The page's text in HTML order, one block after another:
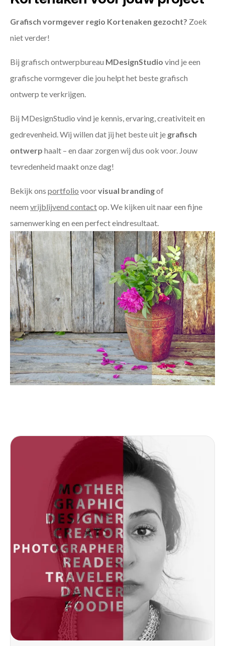
Grafisch vormgever regio Kortenaken gezocht? Zoek
niet verder!
Bij grafisch ontwerpbureau MDesignStudio vind je een
grafische vormgever die jou helpt het beste grafisch
ontwerp te verkrijgen.
Bij MDesignStudio vind je kennis, ervaring, creativiteit en
gedrevenheid. Wij willen dat jij het beste uit je grafisch
ontwerp haalt – en daar zorgen wij dus ook voor. Jouw
tevredenheid maakt onze dag!
Bekijk ons portfolio voorvisual brandingof
neem vrijblijvend contactop. We kijken uit naar een fijne
samenwerking en een perfect eindresultaat.